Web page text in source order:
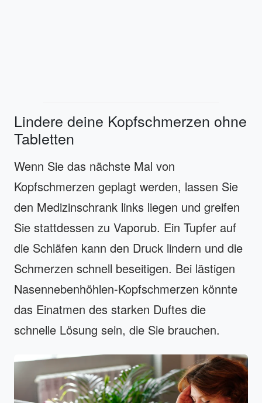
Lindere deine Kopfschmerzen ohne
Tabletten
Wenn Sie das nächste Mal von
Kopfschmerzen geplagt werden, lassen Sie
den Medizinschrank links liegen und greifen
Sie stattdessen zu Vaporub. Ein Tupfer auf
die Schläfen kann den Druck lindern und die
Schmerzen schnell beseitigen. Bei lästigen
Nasennebenhöhlen-Kopfschmerzen könnte
das Einatmen des starken Duftes die
schnelle Lösung sein, die Sie brauchen.